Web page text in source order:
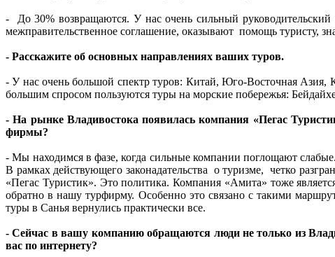
- До 30% возвращаются. У нас очень сильный руководительский
межправительственное соглашение, оказывают помощь туристу,
- Расскажите об основных направлениях ваших туров.
- У нас очень большой спектр туров: Китай, Юго-Восточная
большим спросом пользуются туры на морские побережья:
- На рынке Владивостока появилась компания «Пегас
фирмы?
- Мы находимся в фазе, когда сильные компании поглощают
В рамках действующего законадательства о туризме, четко
«Пегас Туристик». Это политика. Компания «Амита» тоже
обратно в нашу турфирму. Особенно это связано с такими
туры в Санья вернулись практически все.
- Сейчас в вашу компанию обращаются люди не только из
вас по интернету?